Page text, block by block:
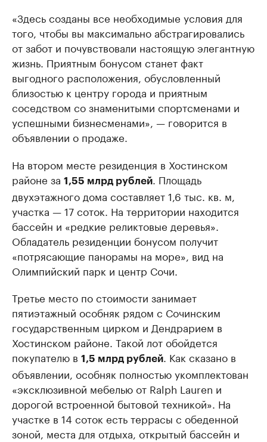
«Здесь созданы все необходимые условия для
того, чтобы вы максимально абстрагировались
от забот и почувствовали настоящую элегантную
жизнь. Приятным бонусом станет факт
выгодного расположения, обусловленный
близостью к центру города и приятным
соседством со знаменитыми спортсменами и
успешными бизнесменами», — говорится в
объявлении о продаже.
На втором месте резиденция в Хостинском
районе за 1,55 млрд рублей. Площадь
двухэтажного дома составляет 1,6 тыс. кв. м,
участка — 17 соток. На территории находится
бассейн и «редкие реликтовые деревья».
Обладатель резиденции бонусом получит
«потрясающие панорамы на море», вид на
Олимпийский парк и центр Сочи.
Третье место по стоимости занимает
пятиэтажный особняк рядом с Сочинским
государственным цирком и Дендрарием в
Хостинском районе. Такой лот обойдется
покупателю в 1,5 млрд рублей. Как сказано в
объявлении, особняк полностью укомплектован
«эксклюзивной мебелью от Ralph Lauren и
дорогой встроенной бытовой техникой». На
участке в 14 соток есть террасы с обеденной
зоной, места для отдыха, открытый бассейн и